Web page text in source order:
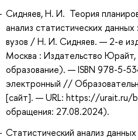
Сидняев, Н. И. Теория
анализ статистических
вузов / Н. И. Сидняев. — 2-е
Москва : Издательство
образование). — ISBN 978-5-
электронный //
[сайт]. — URL: https://urait.ru/
обращения: 27.08.2024).
Статистический анализ